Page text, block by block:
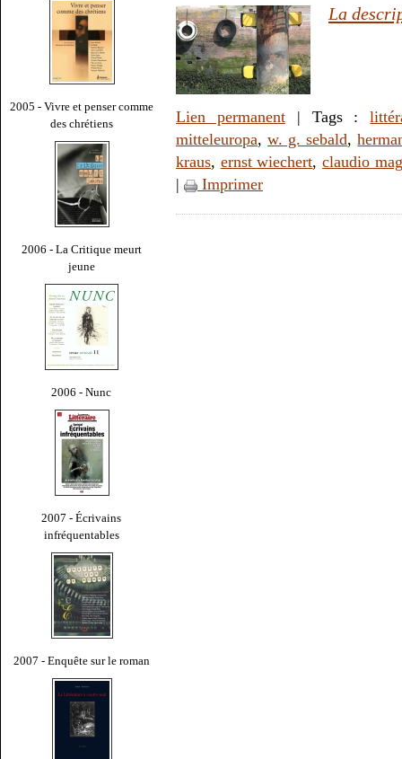
2005 - Vivre et penser comme
des chrétiens
2006 - La Critique meurt
jeune
2006 - Nunc
2007 - Écrivains
infréquentables
2007 - Enquête sur le roman
La
Lien permanent| Tags :
mitteleuropa,w. g. sebald,
kraus, ernst wiechert,claudio
|
Imprimer